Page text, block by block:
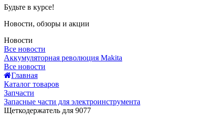
Будьте в курсе!
Новости, обзоры и акции
Новости
Все новости
Аккумуляторная революция Makita
Все новости
Главная
Каталог товаров
Запчасти
Запасные части для электроинструмента
Щеткодержатель для 9077